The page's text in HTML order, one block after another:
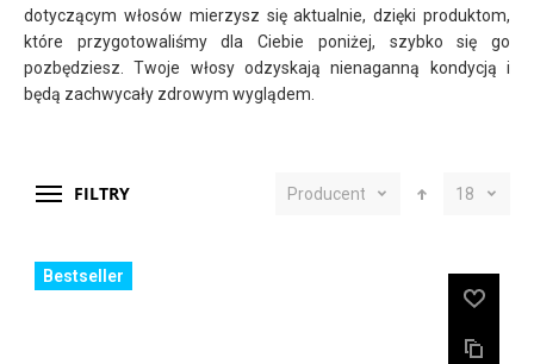
dotyczącym włosów mierzysz się aktualnie, dzięki produktom,
które przygotowaliśmy dla Ciebie poniżej, szybko się go
pozbędziesz. Twoje włosy odzyskają nienaganną kondycją i
będą zachwycały zdrowym wyglądem.
FILTRY Producent 18
Bestseller